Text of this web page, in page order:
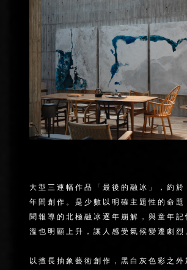
大型三連幅作品「最後的融冰」，約
年間創作。是少數以明確主題性的命題
聞報導的北極融冰逐年崩解，與童年記
溫也明顯上升，讓人感受氣候變遷劇烈
以擅長抽象藝術創作，黑白灰色彩之外